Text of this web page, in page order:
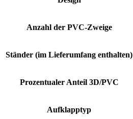
Anzahl der PVC-Zweige
Ständer (im Lieferumfang enthalten)
Prozentualer Anteil 3D/PVC
Aufklapptyp